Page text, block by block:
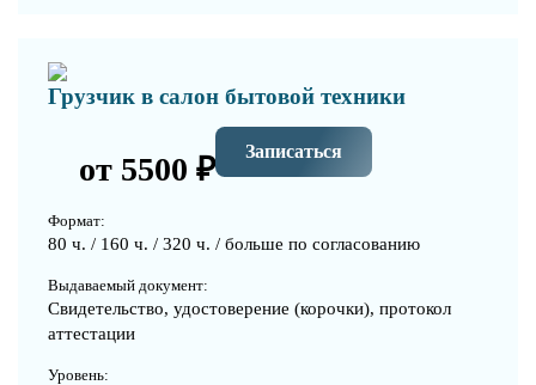
Грузчик в салон бытовой техники
от 5500 ₽ Записаться
Формат:
80 ч. / 160 ч. / 320 ч. / больше по согласованию
Выдаваемый документ:
Свидетельство, удостоверение (корочки), протокол
аттестации
Уровень: